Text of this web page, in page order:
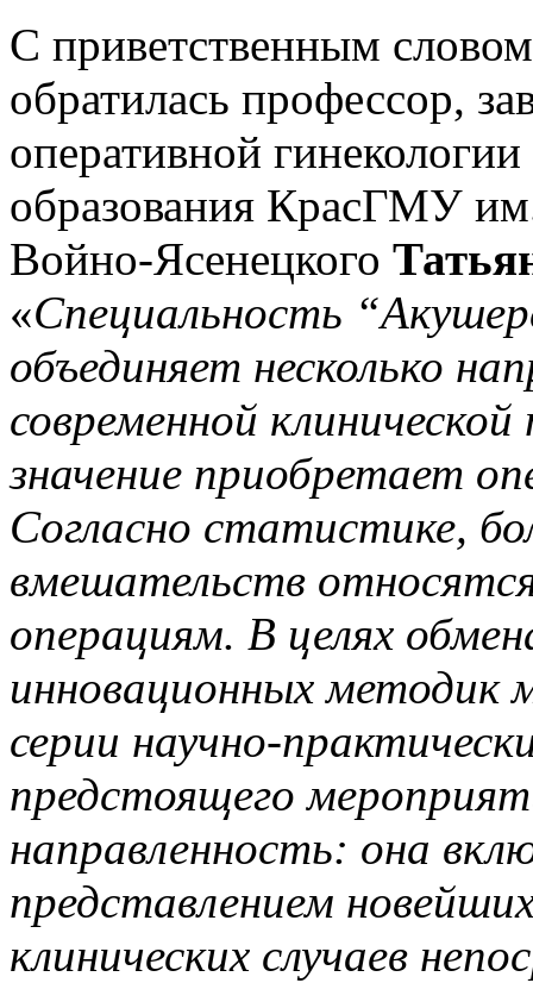
С приветственным
обратилась профессор,
оперативной
образования КрасГМУ
Войно‑Ясенецкого
«Специальность
объединяет несколько
современной
значение приобретает
Согласно статистике,
вмешательств
операциям. В целях
инновационных методик
серии
предстоящего
направленность: она
представлением
клинических случаев